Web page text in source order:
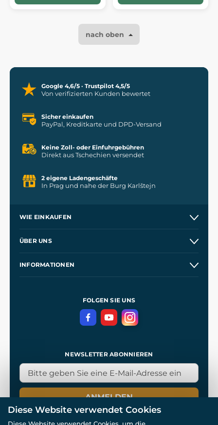
nach oben
Google 4,6/5 · Trustpilot 4,5/5
Von verifizierten Kunden bewertet
Sicher einkaufen
PayPal, Kreditkarte und DPD-Versand
Keine Zoll- oder Einfuhrgebühren
Direkt aus Tschechien versendet
2 eigene Ladengeschäfte
In Prag und nahe der Burg Karlštejn
WIE EINKAUFEN
Kontakt
ÜBER UNS
INFORMATIONEN
DatenschutzerklärungFOLGEN SIE UNS
NEWSLETTER ABONNIEREN
ANMELDEN
Diese Website verwendet Cookies